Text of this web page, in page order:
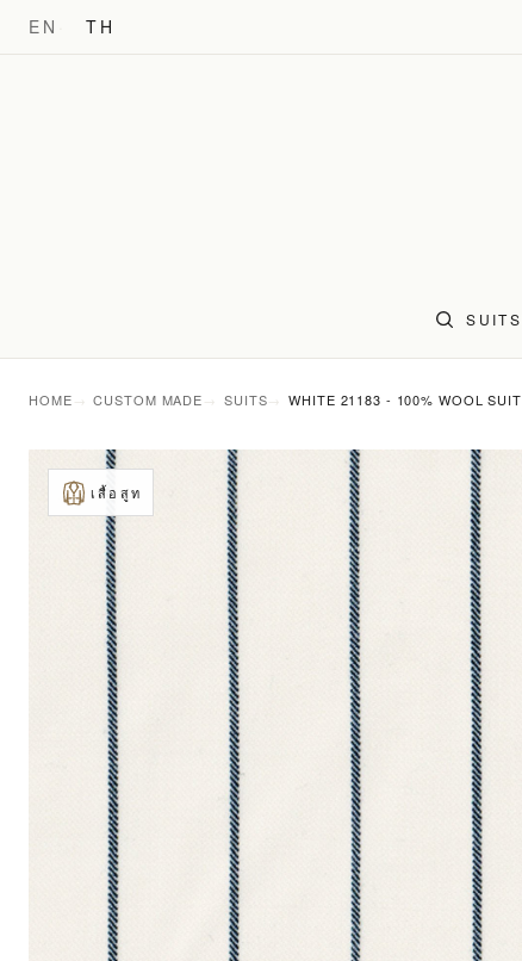
EN TH
SUITS
HOME CUSTOM MADE SUITS WHITE 21183 - 100% WOOL SUIT
เสื้อสูท